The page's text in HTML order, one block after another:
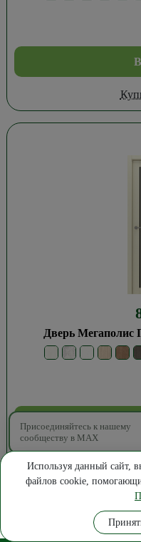
Дверь Мегаполис
Присоединяйтесь к нашему
сообществу в MAX
Замер
Используя данный сайт,
файлов cookie,